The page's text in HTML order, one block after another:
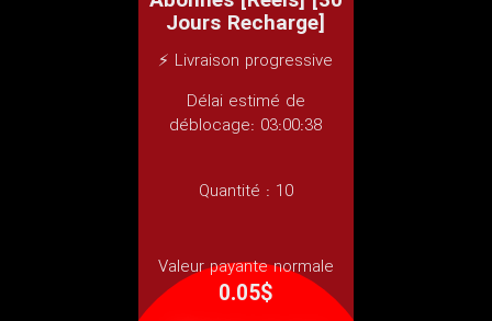
Jours Recharge]
⚡ Livraison progressive
Délai estimé de
déblocage: 03:00:38
Quantité : 10
Valeur payante normale
0.05$